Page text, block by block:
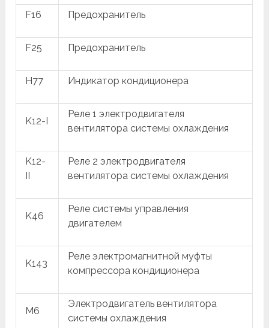
F16 Предохранитель
F25 Предохранитель
H77 Индикатор кондиционера
K12-I
Реле 1 электродвигателя
вентилятора системы охлаждения
K12-
II
Реле 2 электродвигателя
вентилятора системы охлаждения
K46
Реле системы управления
двигателем
K143
Реле электромагнитной муфты
компрессора кондиционера
M6
Электродвигатель вентилятора
системы охлаждения